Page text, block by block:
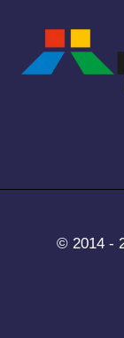
© 2014 -